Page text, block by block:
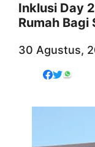
Inklusi Day
Rumah Bagi
30 Agustus,